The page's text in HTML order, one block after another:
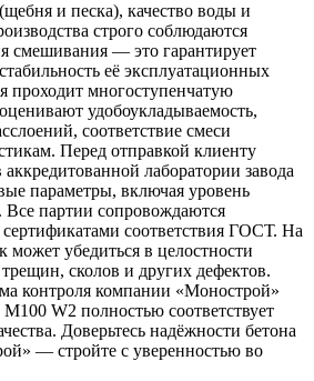
и песка), качество воды и
строго соблюдаются
смешивания — это гарантирует
её эксплуатационных
проходит многоступенчатую
удобоукладываемость,
соответствие смеси
Перед отправкой клиенту
лаборатории завода
параметры, включая уровень
Все партии сопровождаются
сертификатами соответствия ГОСТ. На
может убедиться в целостности
сколов и других дефектов.
контроля компании «Монострой»
М100 W2 полностью соответствует
Доверьтесь надёжности бетона
— стройте с уверенностью во